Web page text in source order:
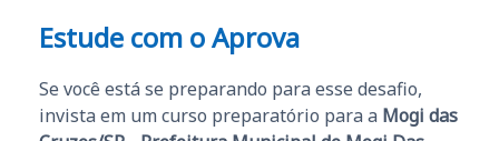
Estude com o Aprova
Se você está se preparando para esse desafio,
invista em um curso preparatório para a Mogi das